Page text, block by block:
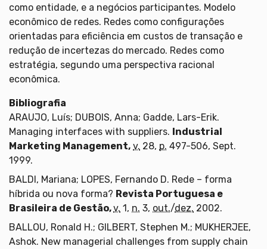
como entidade, e a negócios participantes. Modelo
econômico de redes. Redes como configurações
orientadas para eficiência em custos de transação e
redução de incertezas do mercado. Redes como
estratégia, segundo uma perspectiva racional
econômica.
Bibliografia
ARAUJO, Luís; DUBOIS, Anna; Gadde, Lars-Erik.
Managing interfaces with suppliers. Industrial
Marketing Management, v. 28, p. 497-506, Sept.
1999.
BALDI, Mariana; LOPES, Fernando D. Rede – forma
híbrida ou nova forma? Revista Portuguesa e
Brasileira de Gestão,v. 1, n. 3, out./dez. 2002.
BALLOU, Ronald H.; GILBERT, Stephen M.; MUKHERJEE,
Ashok. New managerial challenges from supply chain